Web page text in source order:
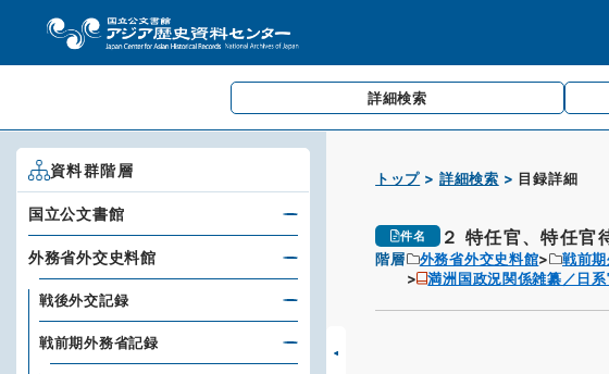
詳細検索
トップ 詳細検索 目録詳細
件名 ２ 特任官、特任官
階層 外務省外交史料館 戦前
満洲国政況関係雑纂／日
資料群階層
国立公文書館
外務省外交史料館
戦後外交記録
戦前期外務省記録